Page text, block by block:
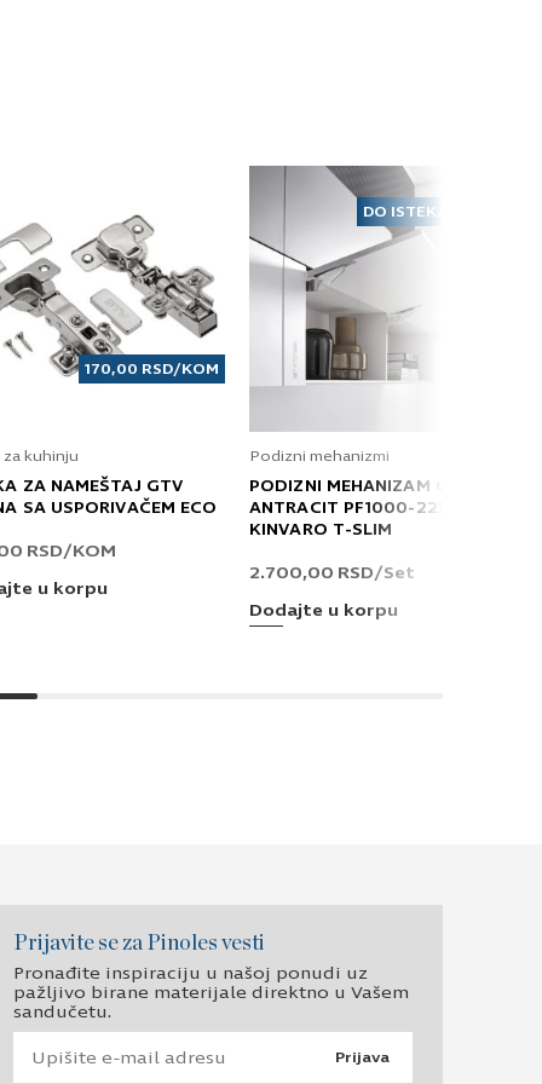
170,00 RSD/KOM
za kuhinju
ZA NAMEŠTAJ GTV
SA USPORIVAČEM ECO
RSD/KOM
u korpu
DO ISTEKA ZALIHA
Podizni mehanizmi
PODIZNI MEHANIZAM GRASS
ANTRACIT PF1000-2250 T
KINVARO T-SLIM
2.700,00 RSD/Set
Dodajte u korpu
Prijavite se za Pinoles vesti
Pronađite inspiraciju u našoj ponudi uz
pažljivo birane materijale direktno u Vašem
sandučetu.
Prijava